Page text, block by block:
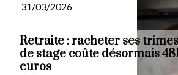
31/03/2026
Retraite : racheter ses
de stage coûte désormais
euros